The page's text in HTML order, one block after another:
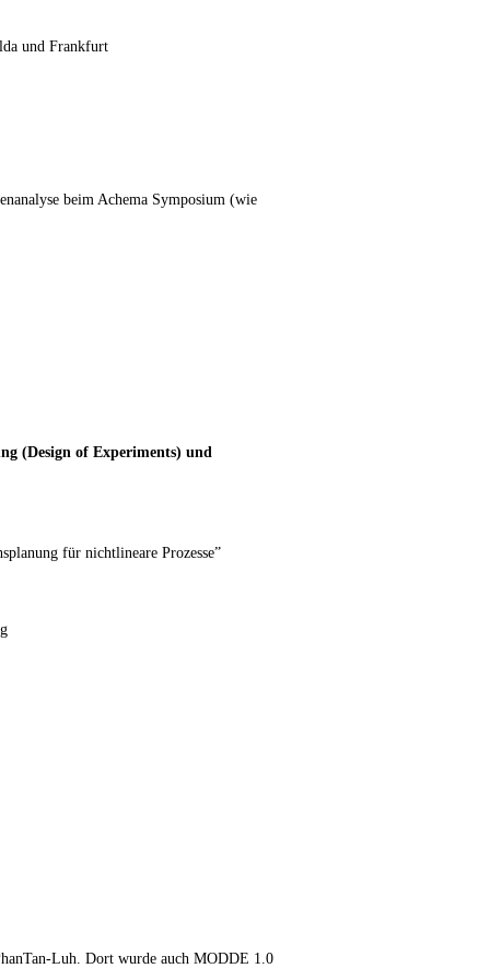
und Frankfurt
beim Achema Symposium (wie
(Design of Experiments) und
für nichtlineare Prozesse”
Luh. Dort wurde auch MODDE 1.0